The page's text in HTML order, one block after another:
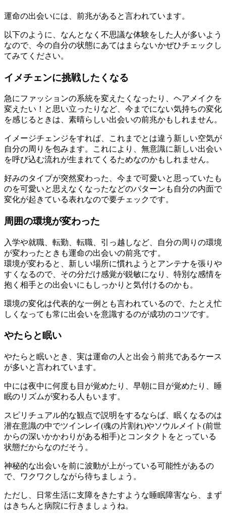
運命の出会いには、前兆があると言われています。
以下のように、なんとなく不思議な体験をした人が多いよう
なので、今の自分の状態にあてはまらないかぜひチェックし
てみてください。
イメチェンに挑戦したくなる
急にファッションの系統を変えたくなったり、ヘアメイクを
変えたい！と思い立ったりなど、今までにない気持ちの変化
を感じるときは、素晴らしい出会いの前兆かもしれません。
イメージチェンジをすれば、これまでとは違う新しい空気が
自分の周りを包みます。これにより、無意識に新しい出会い
を呼び込む流れが生まれてくるためなのかもしれません。
好みのタイプが突然変わった、今まで可愛いと思っていたも
のを可愛いと思えなくなったなどのパターンも自分の内面で
変化が起きている表れなので要チェックです。
周囲の環境が変わった
入学や就職、転勤、転職、引っ越しなど、自分の周りの環境
が変わったときも運命の出会いの前兆です。
環境が変わると、新しい場所に慣れようとアンテナを張りや
すくなるので、その分だけ感覚が鋭敏になり、特別な感情を
抱く相手との出会いにもしっかりと気付けるのかも。
環境の変化は代表的な一例とも言われているので、たとえ忙
しくなっても常に出会いを意識するのが成功のコツです。
やたらと眠い
やたらと眠いとき、実は運命の人と出会う前兆であるケース
が多いと言われています。
中には夜中に何度も目が覚めたり、早朝に目が覚めたり、睡
眠のリズムが変わる人もいます。
スピリチュアル的な観点で説明をするならば、眠くなるのは
潜在意識の中でツインレイ(魂の片割れ)やソウルメイト(前世
からの深いかかわりがある相手)とコンタクトをとっている
状態だからなのだそう。
神秘的な出会いを前に波動が上がっている可能性があるの
で、ワクワクしながら待ちましょう。
ただし、日常生活に支障をきたすような睡眠障害なら、まず
はきちんと病院に行きましょうね。